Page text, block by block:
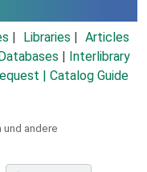
Libraries
Articles
Databases
Interlibrary
| Catalog Guide
andere